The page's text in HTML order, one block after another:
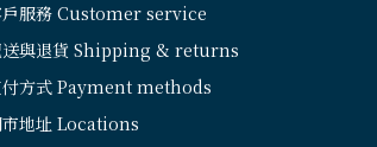
服務 Customer service
送與退貨 Shipping & returns
方式 Payment methods
市地址 Locations